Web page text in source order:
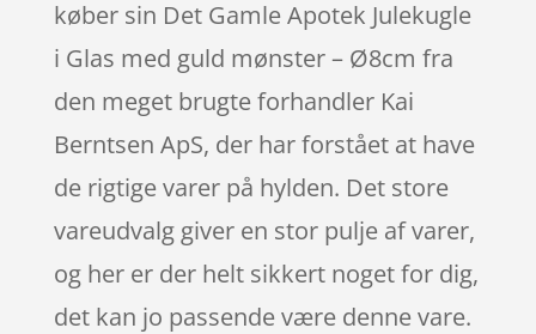
køber sin Det Gamle Apotek Julekugle
i Glas med guld mønster – Ø8cm fra
den meget brugte forhandler Kai
Berntsen ApS, der har forstået at have
de rigtige varer på hylden. Det store
vareudvalg giver en stor pulje af varer,
og her er der helt sikkert noget for dig,
det kan jo passende være denne vare.